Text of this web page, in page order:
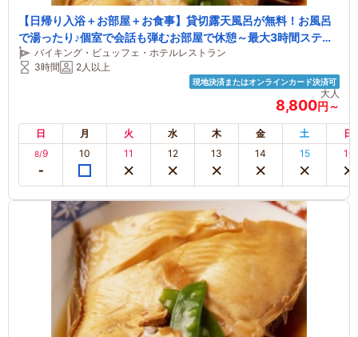
【日帰り入浴＋お部屋＋お食事】貸切露天風呂が無料！お風呂
で湯ったり♪個室で会話も弾むお部屋で休憩～最大3時間ステイ
会席バイキング・ビュッフェ・ホテルレストラン
3時間
2人以上
現地決済またはオンラインカード決済可
大人
8,800円～
日 月 火 水 木 金 土 日
8/9 10 11 12 13 14 15 16